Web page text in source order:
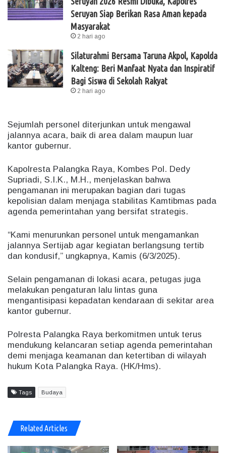
Seruyan Siap Berikan Rasa Aman kepada
Masyarakat
2 hari ago
Silaturahmi Bersama Taruna Akpol, Kapolda
Kalteng: Beri Manfaat Nyata dan Inspiratif
Bagi Siswa di Sekolah Rakyat
2 hari ago
Sejumlah personel diterjunkan untuk mengawal
jalannya acara, baik di area dalam maupun luar
kantor gubernur.
Kapolresta Palangka Raya, Kombes Pol. Dedy
Supriadi, S.I.K., M.H., menjelaskan bahwa
pengamanan ini merupakan bagian dari tugas
kepolisian dalam menjaga stabilitas Kamtibmas pada
agenda pemerintahan yang bersifat strategis.
“Kami menurunkan personel untuk mengamankan
jalannya Sertijab agar kegiatan berlangsung tertib
dan kondusif,” ungkapnya, Kamis (6/3/2025).
Selain pengamanan di lokasi acara, petugas juga
melakukan pengaturan lalu lintas guna
mengantisipasi kepadatan kendaraan di sekitar area
kantor gubernur.
Polresta Palangka Raya berkomitmen untuk terus
mendukung kelancaran setiap agenda pemerintahan
demi menjaga keamanan dan ketertiban di wilayah
hukum Kota Palangka Raya. (HK/Hms).
Tags Budaya
Related Articles